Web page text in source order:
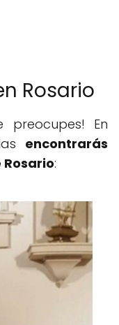
Rosario
preocupes! En
encontrarás
: